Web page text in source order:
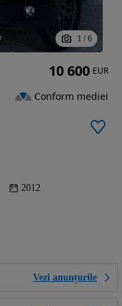
1 / 6
2012
Vezi anunțurile
10 600 EUR
Conform mediei